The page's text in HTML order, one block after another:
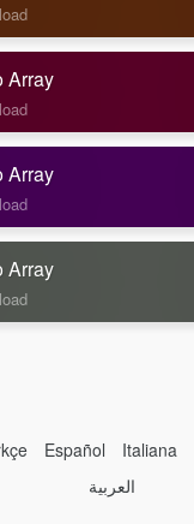
Array
Array
Array
Español Italiana
العربية